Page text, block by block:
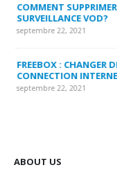
COMMENT
SURVEILLANCE VOD?
septembre 22, 2021
FREEBOX : CHANGER
CONNECTION
septembre 22, 2021
ABOUT US